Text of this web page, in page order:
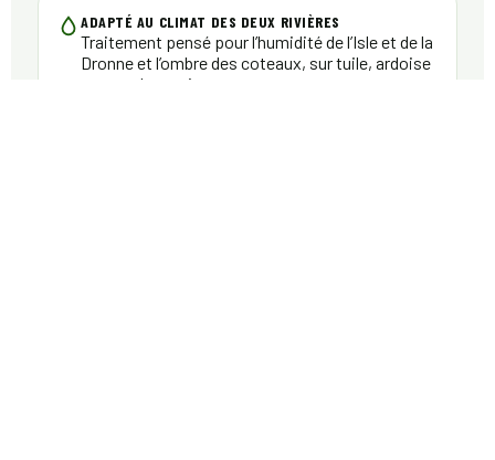
ADAPTÉ AU CLIMAT DES DEUX RIVIÈRES
Traitement pensé pour l’humidité de l’Isle et de la
Dronne et l’ombre des coteaux, sur tuile, ardoise
comme bac acier.